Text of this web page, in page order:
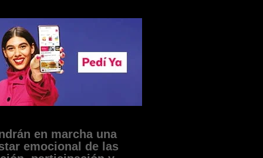
en marcha una
emocional de las